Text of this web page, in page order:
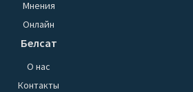
Мнения
Онлайн
Белсат
О нас
Контакты